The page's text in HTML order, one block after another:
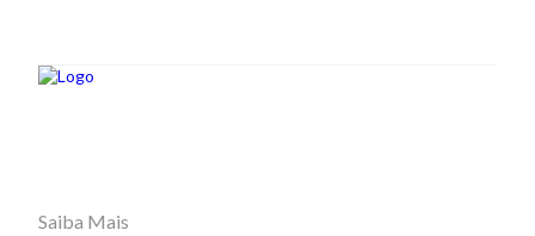
Saiba Mais